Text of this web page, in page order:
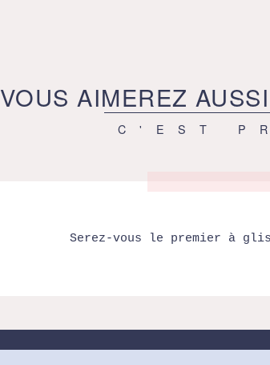
VOUS AIMEREZ AUSSI
C'EST
Serez-vous le premier à